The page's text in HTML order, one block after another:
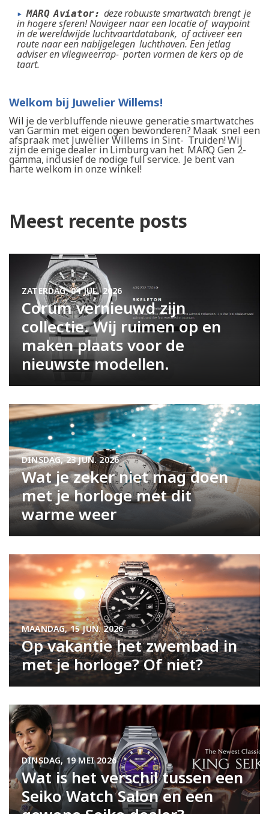
▸ MARQ Aviator: deze robuustesmartwatch brengt je
in hogere sferen! Navigeer naar een locatie of waypoint
in de wereldwijde luchtvaartdatabank, of activeer een
route naar een nabijgelegen luchthaven. Een jetlag
adviser en vliegweerrap- porten vormen de kers op de
taart.
Welkom bij Juwelier Willems!
Wil je deverbluffende nieuwe generatiesmartwatches
vanGarmin meteigenogen bewonderen? Maak snel een
afspraak met Juwelier Willems in Sint- Truiden!Wij
zijnde enigedealer in Limburgvan het MARQ Gen 2-
gamma, inclusief de nodige full service. Je bent van
harte welkom in onze winkel!
Meest recente posts
Corum vernieuwd zijn
collectie. Wij ruimen op en
maken plaats voor de
nieuwste modellen.
ZATERDAG, 04 JUL. 2026
Wat je zeker niet mag doen
met je horloge met dit
warme weer
DINSDAG, 23 JUN. 2026
Op vakantie het zwembad in
met je horloge? Of niet?
MAANDAG, 15 JUN. 2026
Wat is het verschil tussen een
Seiko Watch Salon en een
DINSDAG, 19 MEI 2026